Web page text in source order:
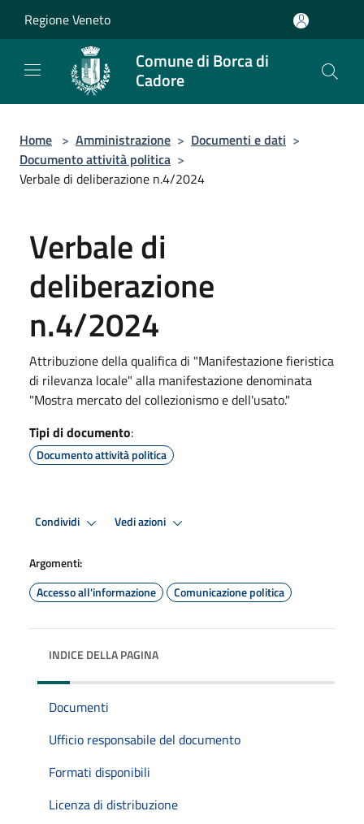
Regione Veneto
Comune di Borca di
Cadore
Home > Amministrazione > Documenti e dati >
Documento attività politica >
Verbale di deliberazione n.4/2024
Verbale di
deliberazione
n.4/2024
Attribuzione della qualifica di "Manifestazione fieristica
di rilevanza locale" alla manifestazione denominata
"Mostra mercato del collezionismo e dell'usato."
Tipi di documento:
Documento attività politica
Condividi Vedi azioni
Argomenti:
Accesso all'informazione
Comunicazione politica
INDICE DELLA PAGINA
Documenti
Ufficio responsabile del documento
Formati disponibili
Licenza di distribuzione